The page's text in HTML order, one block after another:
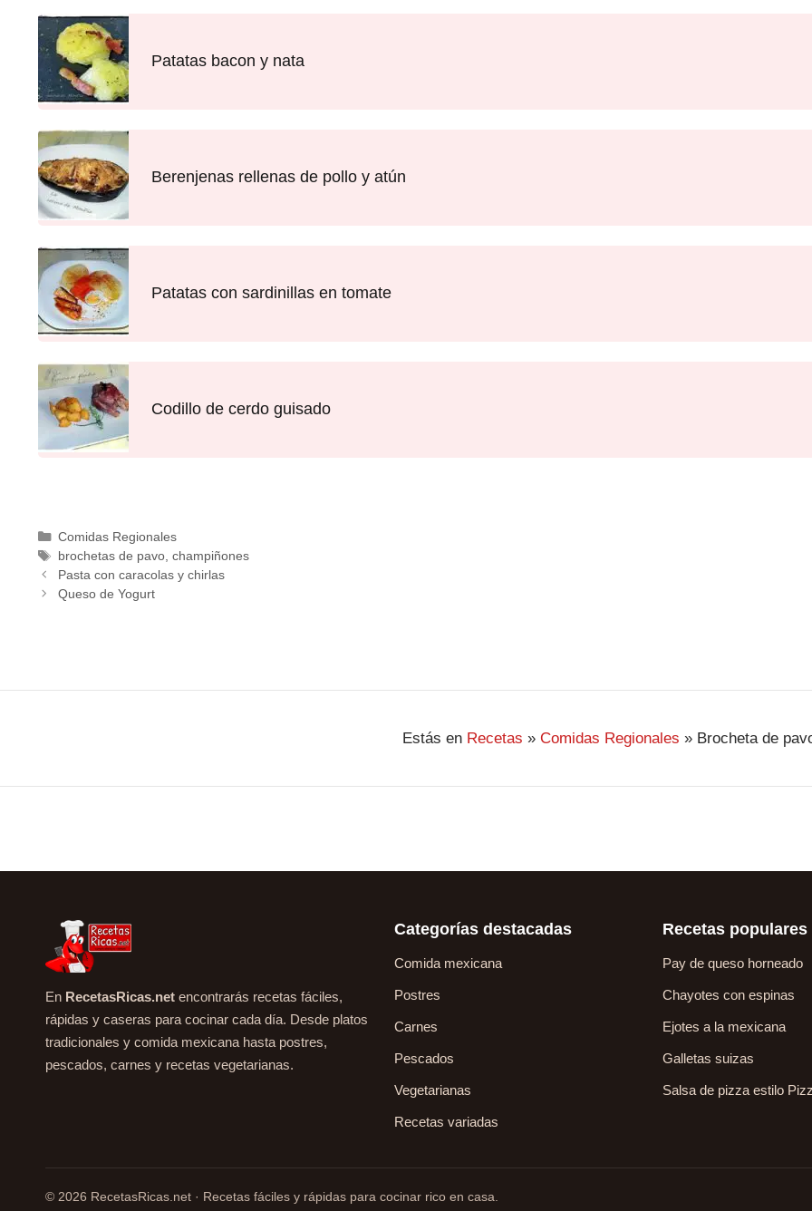
Patatas bacon y nata
Berenjenas rellenas de pollo y atún
Patatas con sardinillas en tomate
Codillo de cerdo guisado
Comidas Regionales
brochetas de pavo, champiñones
Pasta con caracolas y chirlas
Queso de Yogurt
Estás en Recetas » Comidas Regionales » Brocheta de
En RecetasRicas.net encontrarás recetas fáciles,
rápidas y caseras para cocinar cada día. Desde platos
tradicionales y comida mexicana hasta postres,
pescados, carnes y recetas vegetarianas.
Categorías destacadas
Comida mexicana
Postres
Carnes
Pescados
Vegetarianas
Recetas variadas
Recetas populares
Pay de queso horneado
Chayotes con espinas
Ejotes a la mexicana
Galletas suizas
Salsa de pizza estilo
© 2026 RecetasRicas.net · Recetas fáciles y rápidas para cocinar rico en casa.